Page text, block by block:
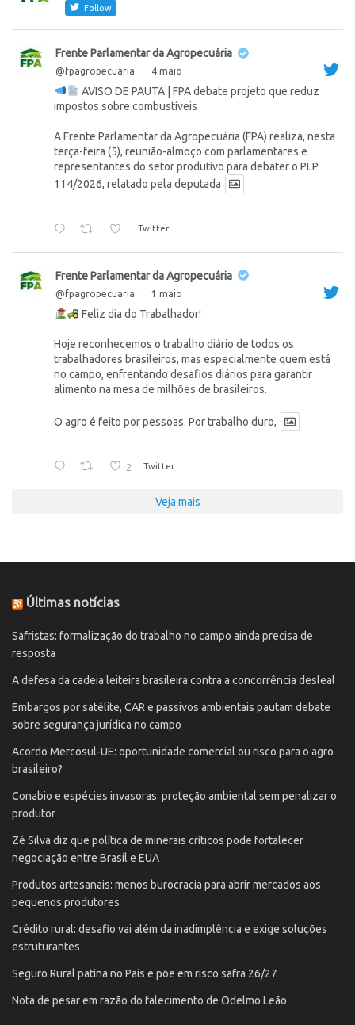
Follow
Frente Parlamentar da Agropecuária
@fpagropecuaria · 4 maio
AVISO DE PAUTA | FPA debate projeto que reduz
impostos sobre combustíveis
A Frente Parlamentar da Agropecuária (FPA) realiza, nesta
terça-feira (5), reunião-almoço com parlamentares e
representantes do setor produtivo para debater o PLP
114/2026, relatado pela deputada
Twitter
Frente Parlamentar da Agropecuária
@fpagropecuaria · 1 maio
Feliz dia do Trabalhador!
Hoje reconhecemos o trabalho diário de todos os
trabalhadores brasileiros, mas especialmente quem está
no campo, enfrentando desafios diários para garantir
alimento na mesa de milhões de brasileiros.
O agro é feito por pessoas. Por trabalho duro,
2 Twitter
Veja mais
Últimas notícias
Safristas: formalização do trabalho no campo ainda precisa de
resposta
A defesa da cadeia leiteira brasileira contra a concorrência desleal
Embargos por satélite, CAR e passivos ambientais pautam debate
sobre segurança jurídica no campo
Acordo Mercosul-UE: oportunidade comercial ou risco para o agro
brasileiro?
Conabio e espécies invasoras: proteção ambiental sem penalizar o
produtor
Zé Silva diz que política de minerais críticos pode fortalecer
negociação entre Brasil e EUA
Produtos artesanais: menos burocracia para abrir mercados aos
pequenos produtores
Crédito rural: desafio vai além da inadimplência e exige soluções
estruturantes
Seguro Rural patina no País e põe em risco safra 26/27
Nota de pesar em razão do falecimento de Odelmo Leão